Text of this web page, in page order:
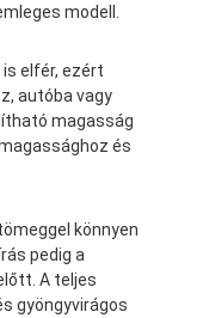
modell.
is elfér, ezért
autóba vagy
magasság
és
könnyen
pedig a
A teljes
gyöngyvirágos